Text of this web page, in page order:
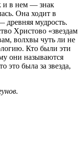
и в нем — знак
Она ходит в
древняя мудрость.
Христово «звездам
волхвы чуть ли не
Кто были эти
они называются
это была за звезда,